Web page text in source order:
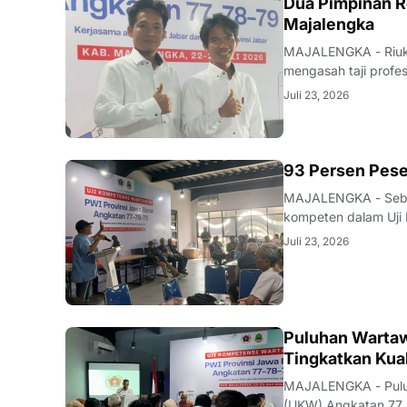
Majalengka
MAJALENGKA -
mengasah taji
nakhoda redaksi
Juli 23, 2026
93 Persen
MAJALENGKA -
kompeten dalam
Majalengka pada
Juli 23, 2026
Puluhan
Tingkatkan
MAJALENGKA -